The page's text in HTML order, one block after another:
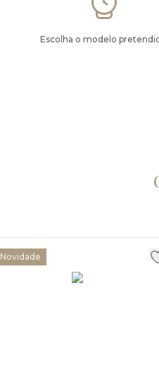
Escolha o modelo
Novidade